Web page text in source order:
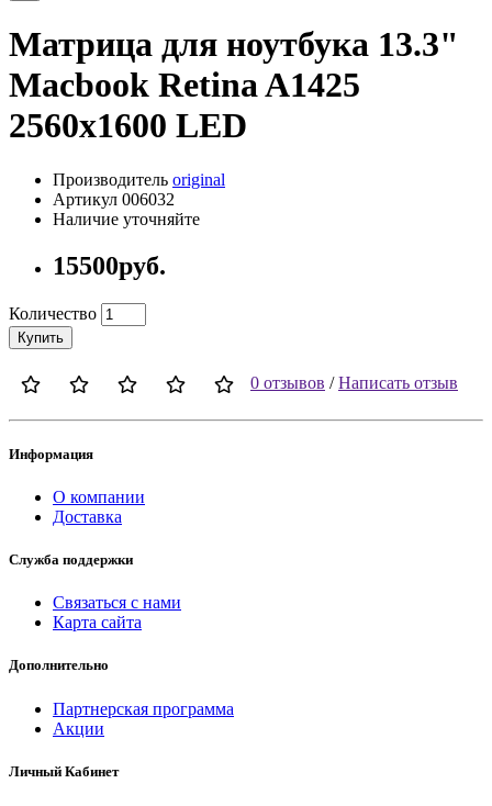
Матрица для ноутбука 13.3"
Macbook Retina A1425
2560x1600 LED
Производитель original
Артикул 006032
Наличие уточняйте
15500руб.
Количество
Купить
0 отзывов /Написать отзыв
Информация
О компании
Доставка
Служба поддержки
Связаться с нами
Карта сайта
Дополнительно
Партнерская программа
Акции
Личный Кабинет